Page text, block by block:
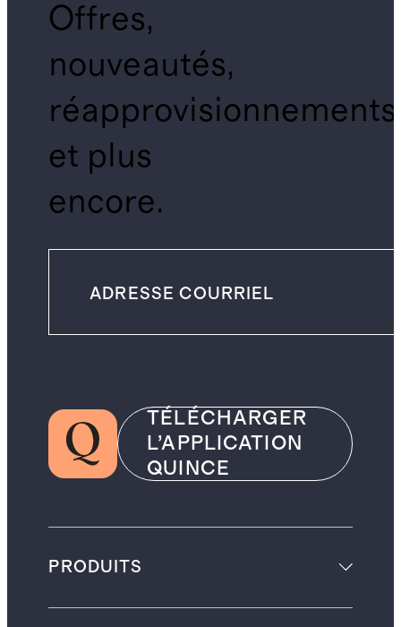
Offres,
nouveautés,
réapprovisionnements
et plus
encore.
TÉLÉCHARGER
L’APPLICATION
QUINCE
PRODUITS